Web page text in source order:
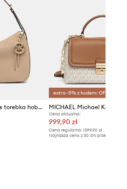
MICHAEL Michael Kors torebka hobo damska
extra -5% z kodem: OFF*
MICHAEL Michael Kors
Cena aktualna:
999,90 zł
Cena regularna: 1399,90 zł
Najniższa cena z 30 dni przed obniżką: